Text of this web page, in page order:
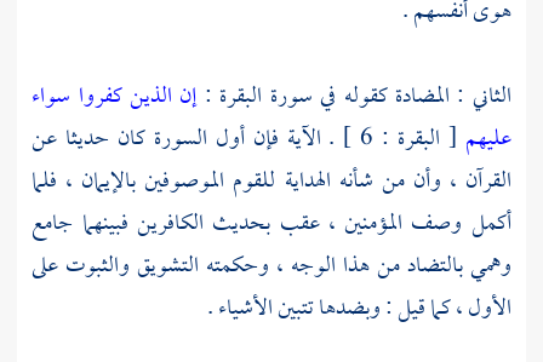
هوى أنفسهم .
الثاني : المضادة كقوله في سورة البقرة :إن الذين كفروا سواء
عليهم
[ البقرة : 6 ] . الآية فإن أول السورة كان حديثا عن
القرآن ، وأن من شأنه الهداية للقوم الموصوفين بالإيمان ، فلما
أكمل وصف المؤمنين ، عقب بحديث الكافرين فبينهما جامع
وهمي بالتضاد من هذا الوجه ، وحكمته التشويق والثبوت على
الأول ، كما قيل : وبضدها تتبين الأشياء .